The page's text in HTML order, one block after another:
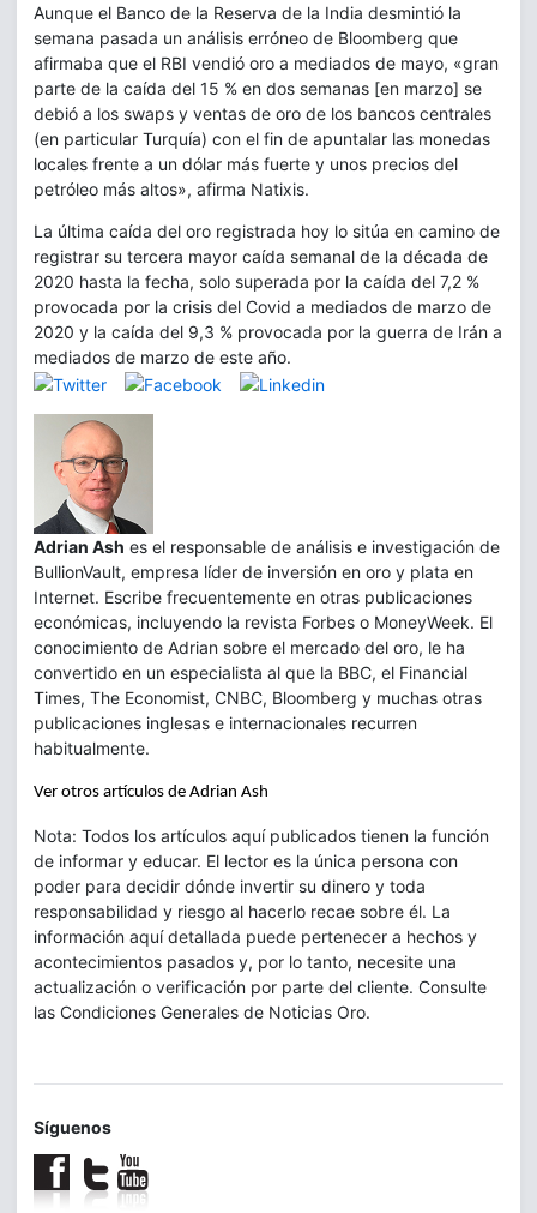
Aunque el Banco de la Reserva de la India desmintió la
semana pasada un análisis erróneo de Bloomberg que
afirmaba que el RBI vendió oro a mediados de mayo, «gran
parte de la caída del 15 % en dos semanas [en marzo] se
debió a los swaps y ventas de oro de los bancos centrales
(en particular Turquía) con el fin de apuntalar las monedas
locales frente a un dólar más fuerte y unos precios del
petróleo más altos», afirma Natixis.
La última caída del oro registrada hoy lo sitúa en camino de
registrar su tercera mayor caída semanal de la década de
2020 hasta la fecha, solo superada por la caída del 7,2 %
provocada por la crisis del Covid a mediados de marzo de
2020 y la caída del 9,3 % provocada por la guerra de Irán a
mediados de marzo de este año.
Adrian Ash es el responsable de análisis e investigación de
BullionVault, empresa líder de inversión en oro y plata en
Internet. Escribe frecuentemente en otras publicaciones
económicas, incluyendo la revista Forbes o MoneyWeek. El
conocimiento de Adrian sobre el mercado del oro, le ha
convertido en un especialista al que la BBC, el Financial
Times, The Economist, CNBC, Bloomberg y muchas otras
publicaciones inglesas e internacionales recurren
habitualmente.
Ver otros artículos de Adrian Ash
Nota: Todos los artículos aquí publicados tienen la función
de informar y educar. El lector es la única persona con
poder para decidir dónde invertir su dinero y toda
responsabilidad y riesgo al hacerlo recae sobre él. La
información aquí detallada puede pertenecer a hechos y
acontecimientos pasados y, por lo tanto, necesite una
actualización o verificación por parte del cliente. Consulte
las Condiciones Generales de Noticias Oro.
Síguenos